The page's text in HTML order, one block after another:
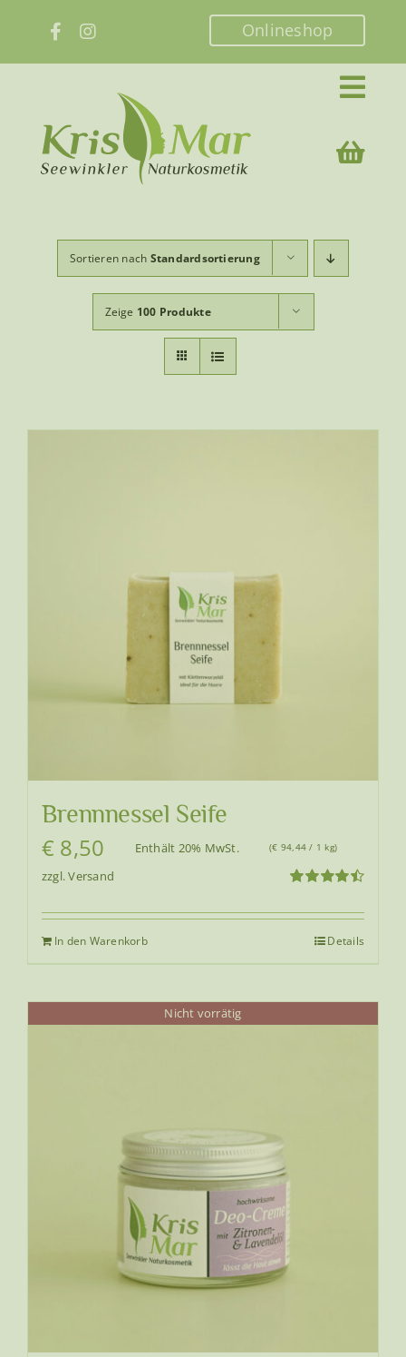
springen
Onlineshop
Sortieren nach Standardsortierung
Zeige 100 Produkte
Brennnessel Seife
mit4.50
€ 8,50 Enthält 20% MwSt. (€ 94,44 / 1 kg)
zzgl.Versand
In den Warenkorb Details
Nicht vorrätig